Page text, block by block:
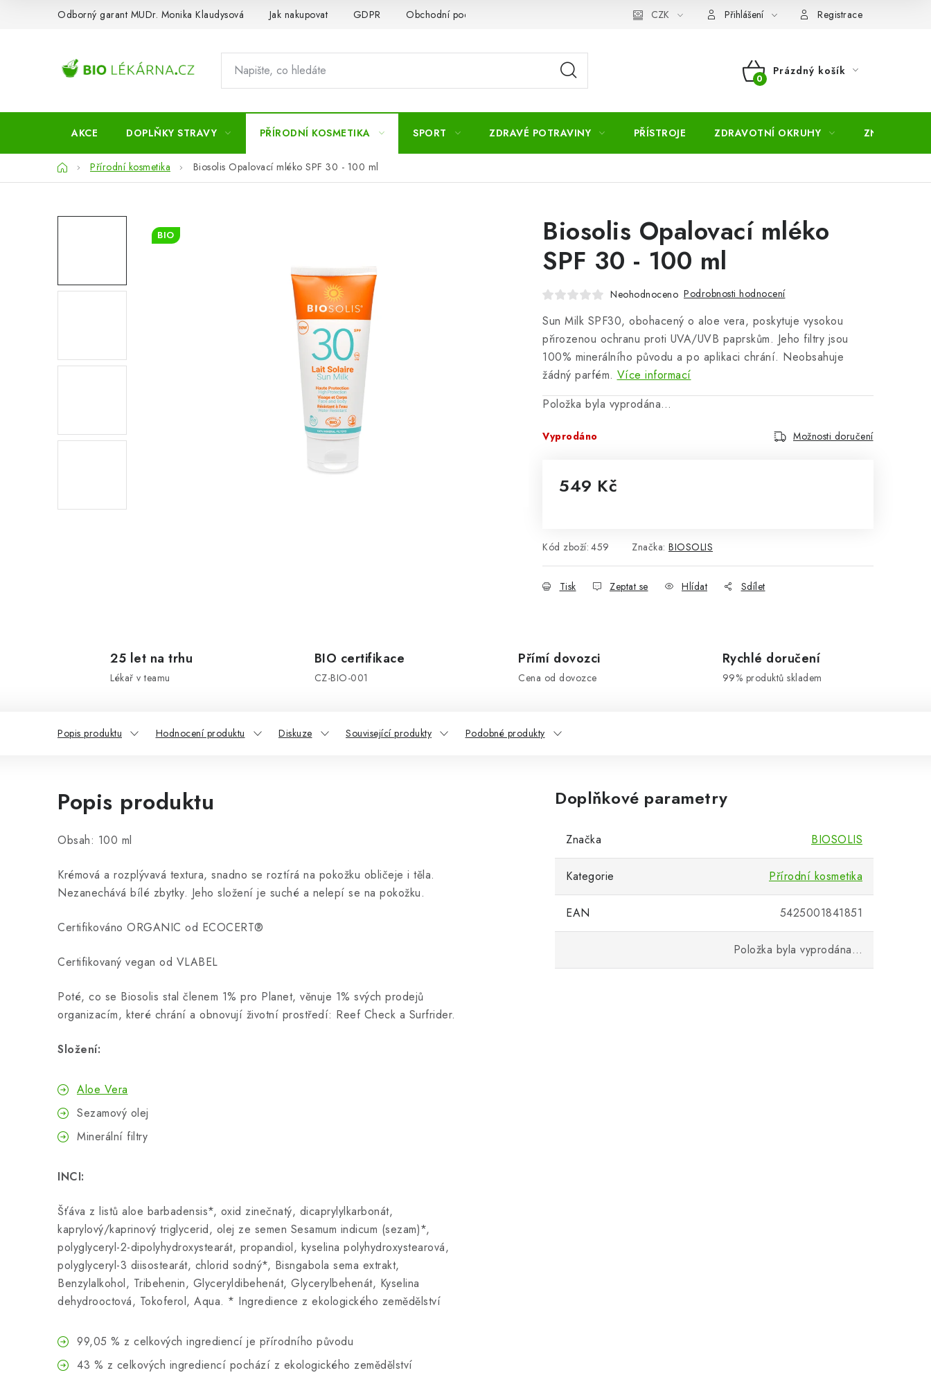
Odborný garant MUDr. Monika Klaudysová Jak nakupovat GDPR Obchodní podmínky Slovník pojmů Moje objednávka Mapa serveru
CZK Přihlášení Registrace
NÁKUPNÍ
Prázdný košík
AKCE DOPLŇKY STRAVY PŘÍRODNÍ KOSMETIKA SPORT ZDRAVÉ POTRAVINY PŘÍSTROJE ZDRAVOTNÍ OKRUHY ZNAČKY
DomůPřírodní kosmetika Biosolis Opalovací mléko SPF 30 - 100 ml
Biosolis Opalovací mléko
SPF 30 - 100 ml
Neohodnoceno Podrobnosti hodnocení
Sun Milk SPF30, obohacený o aloe vera, poskytuje vysokou
přirozenou ochranu proti UVA/UVB paprskům. Jeho filtry jsou
100% minerálního původu a po aplikaci chrání. Neobsahuje
žádný parfém. Více informací
Položka byla vyprodána…
Vyprodáno Možnosti doručení
549 Kč
Kód zboží: 459 Značka: BIOSOLIS
Tisk Zeptat se Hlídat Sdílet
BIO
25 let na trhu
Lékař v teamu
BIO certifikace
CZ-BIO-001
Přímí dovozci
Cena od dovozce
Rychlé doručení
99% produktů skladem
Popis produktu Hodnocení produktu Diskuze Související produkty Podobné produkty
Popis produktu
Obsah: 100 ml
Krémová a rozplývavá textura, snadno se roztírá na pokožku obličeje i těla.
Nezanechává bílé zbytky. Jeho složení je suché a nelepí se na pokožku.
Certifikováno ORGANIC od ECOCERT®
Certifikovaný vegan od VLABEL
Poté, co se Biosolis stal členem 1% pro Planet, věnuje 1% svých prodejů
organizacím, které chrání a obnovují životní prostředí: Reef Check a Surfrider.
Složení:
Aloe Vera
Sezamový olej
Minerální filtry
INCI:
Šťáva z listů aloe barbadensis*, oxid zinečnatý, dicaprylylkarbonát,
kaprylový/kaprinový triglycerid, olej ze semen Sesamum indicum (sezam)*,
polyglyceryl-2-dipolyhydroxystearát, propandiol, kyselina polyhydroxystearová,
polyglyceryl-3 diisostearát, chlorid sodný*, Bisngabola sema extrakt,
Benzylalkohol, Tribehenin, Glyceryldibehenát, Glycerylbehenát, Kyselina
dehydrooctová, Tokoferol, Aqua. * Ingredience z ekologického zemědělství
99,05 % z celkových ingrediencí je přírodního původu
43 % z celkových ingrediencí pochází z ekologického zemědělství
Doplňkové parametry
Značka BIOSOLIS
Kategorie Přírodní kosmetika
EAN 5425001841851
Položka byla vyprodána…